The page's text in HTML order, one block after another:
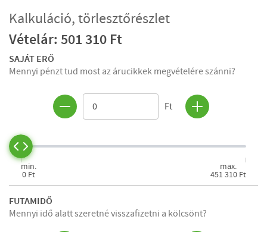
Kalkuláció, törlesztőrészlet
Vételár: 501 310 Ft
SAJÁT ERŐ
Mennyi pénzt tud most az árucikkek megvételére szánni?
Ft
min.
0 Ft
max.
451 310 Ft
FUTAMIDŐ
Mennyi idő alatt szeretné visszafizetni a kölcsönt?